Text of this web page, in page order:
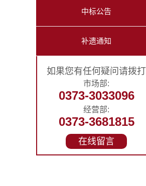
中标公告
补遗通知
如果您有任何疑问请拨打
市场部:
0373-3033096
经营部:
0373-3681815
在线留言